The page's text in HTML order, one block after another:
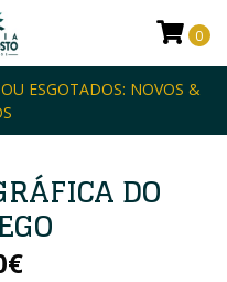
ESGOTADOS: NOVOS &
0
DO